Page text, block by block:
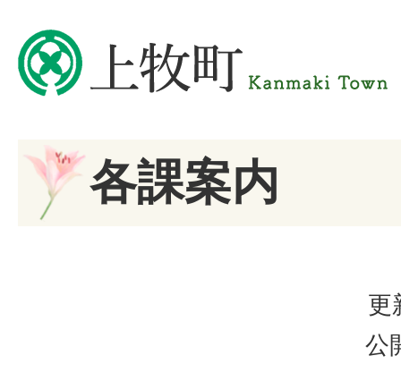
各課案内
更
公